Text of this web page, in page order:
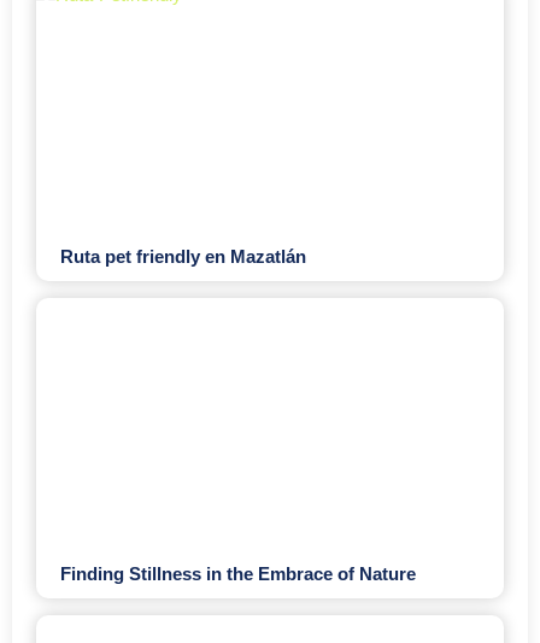
Ruta pet friendly en Mazatlán
Finding Stillness in the Embrace of Nature